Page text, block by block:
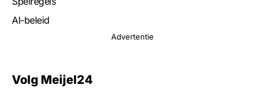
AI-beleid
Advertentie
Volg Meijel24